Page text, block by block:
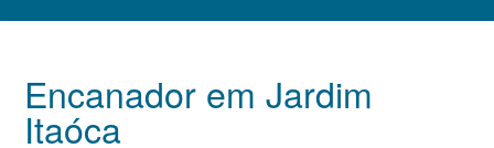
Encanador em Jardim
Itaóca